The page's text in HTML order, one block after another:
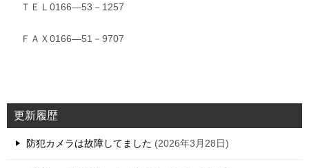
ＴＥＬ0166―53－1257
ＦＡＸ0166―51－9707
更新履歴
防犯カメラは故障してました 2026年3月28日